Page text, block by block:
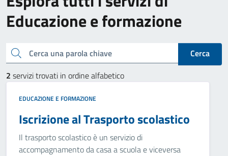
Educazione e formazione
Cerca una parola chiave
Cerca
2 servizi trovati in ordine alfabetico
EDUCAZIONE E FORMAZIONE
Iscrizione al Trasporto scolastico
Il trasporto scolastico è un servizio di
accompagnamento da casa a scuola e viceversa